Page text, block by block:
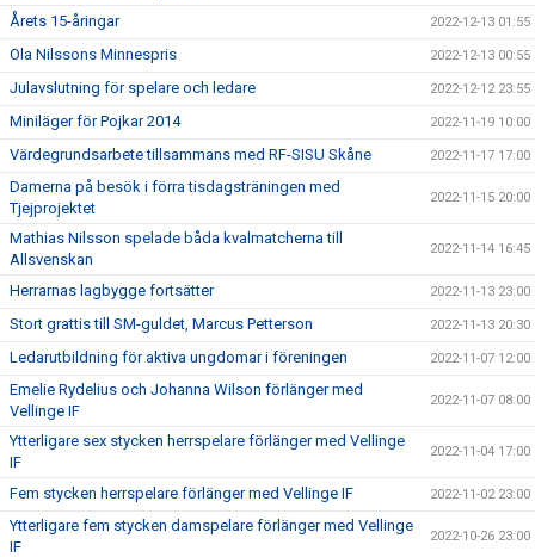
Årets 15-åringar 2022-12-13 01:55
Ola Nilssons Minnespris 2022-12-13 00:55
Julavslutning för spelare och ledare 2022-12-12 23:55
Miniläger för Pojkar 2014 2022-11-19 10:00
Värdegrundsarbete tillsammans med RF-SISU Skåne 2022-11-17 17:00
Damerna på besök i förra tisdagsträningen med
Tjejprojektet
2022-11-15 20:00
Mathias Nilsson spelade båda kvalmatcherna till
Allsvenskan
2022-11-14 16:45
Herrarnas lagbygge fortsätter 2022-11-13 23:00
Stort grattis till SM-guldet, Marcus Petterson 2022-11-13 20:30
Ledarutbildning för aktiva ungdomar i föreningen 2022-11-07 12:00
Emelie Rydelius och Johanna Wilson förlänger med
Vellinge IF
2022-11-07 08:00
Ytterligare sex stycken herrspelare förlänger med Vellinge
IF
2022-11-04 17:00
Fem stycken herrspelare förlänger med Vellinge IF 2022-11-02 23:00
Ytterligare fem stycken damspelare förlänger med Vellinge
IF
2022-10-26 23:00